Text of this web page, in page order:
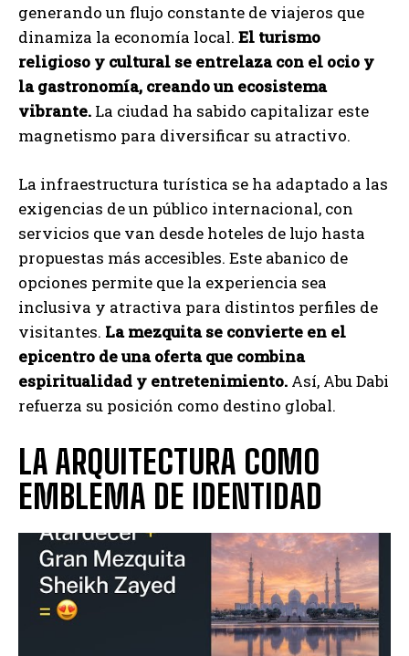
generando un flujo constante de viajeros que
dinamiza la economía local. El turismo
religioso y cultural se entrelaza con el ocio y
la gastronomía, creando un ecosistema
vibrante. La ciudad ha sabido capitalizar este
magnetismo para diversificar su atractivo.
La infraestructura turística se ha adaptado a las
exigencias de un público internacional, con
servicios que van desde hoteles de lujo hasta
propuestas más accesibles. Este abanico de
opciones permite que la experiencia sea
inclusiva y atractiva para distintos perfiles de
visitantes. La mezquita se convierte en el
epicentro de una oferta que combina
espiritualidad y entretenimiento. Así, Abu Dabi
refuerza su posición como destino global.
LA ARQUITECTURA COMO
EMBLEMA DE IDENTIDAD